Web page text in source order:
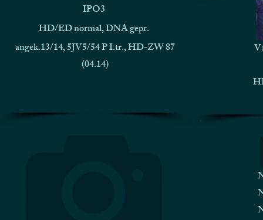
IPO3
HD/ED normal, DNA gepr.
angek.13/14, 5JV5/54 P I.tr., HD-ZW 87
(04.14)